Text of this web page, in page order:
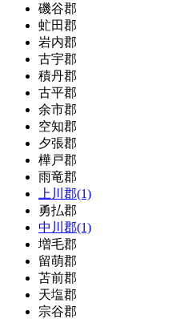
磯谷郡
虻田郡
岩内郡
古宇郡
積丹郡
古平郡
余市郡
空知郡
夕張郡
樺戸郡
雨竜郡
上川郡(1)
勇払郡
中川郡(1)
増毛郡
留萌郡
苫前郡
天塩郡
宗谷郡